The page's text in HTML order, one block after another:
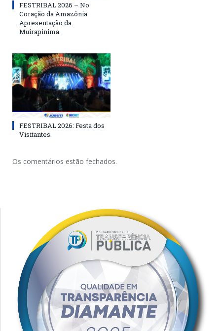
FESTRIBAL 2026 – No
Coração da Amazônia.
Apresentação da
Muirapinima.
FESTRIBAL 2026: Festa dos
Visitantes.
Os comentários estão fechados.